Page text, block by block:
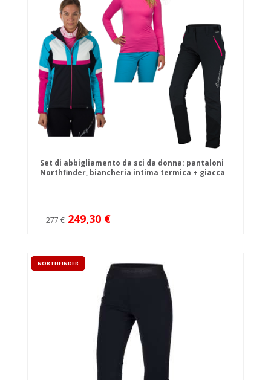
Set di abbigliamento da sci da donna: pantaloni
Northfinder, biancheria intima termica + giacca
277 € 249,30 €
NORTHFINDER